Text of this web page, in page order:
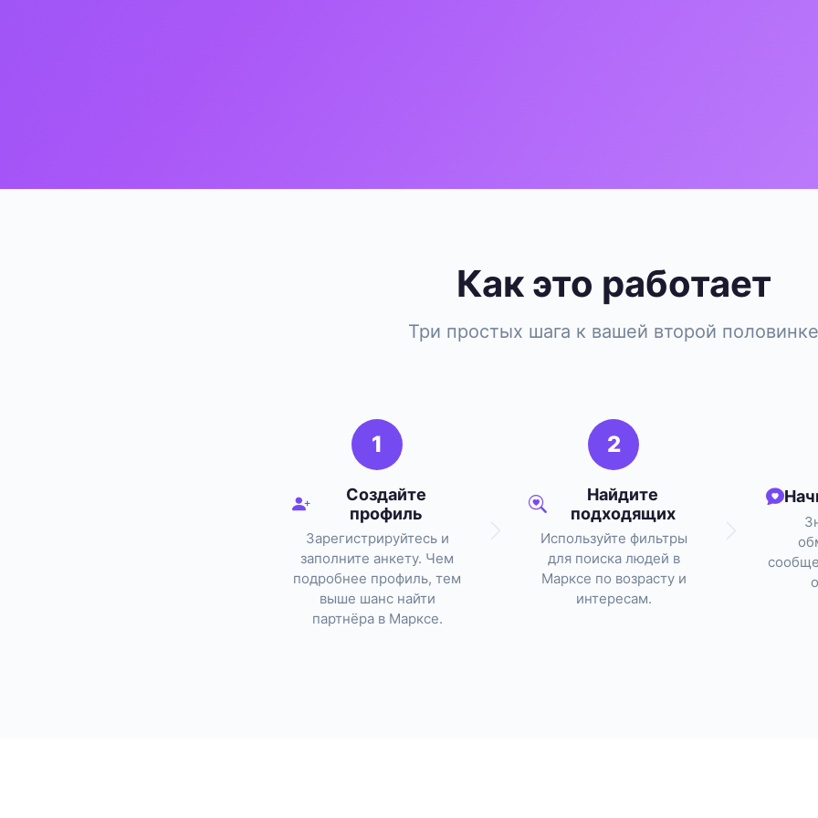
Как это работает
Три простых шага к вашей второй половинке
1
Создайте
профиль
Зарегистрируйтесь и
заполните анкету. Чем
подробнее профиль, тем
выше шанс найти
партнёра в Марксе.
2
Найдите
подходящих
Используйте фильтры
для поиска людей в
Марксе по возрасту и
интересам.